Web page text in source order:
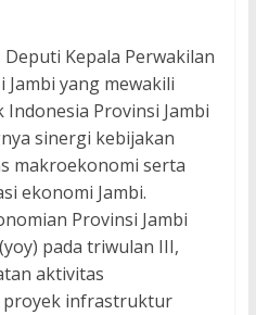
Deputi Kepala Perwakilan
yang mewakili
Indonesia Provinsi Jambi
sinergi kebijakan
makroekonomi serta
ekonomi Jambi.
Provinsi Jambi
pada triwulan III,
aktivitas
proyek infrastruktur